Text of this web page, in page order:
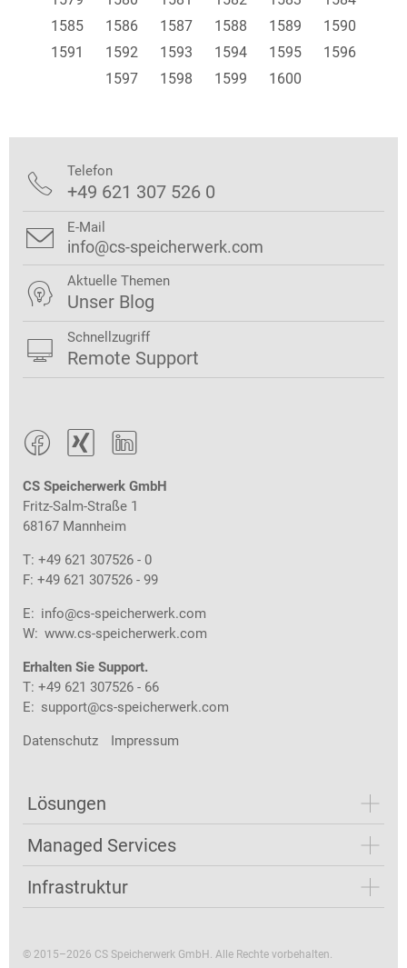
1585
1586 1587 1588 1589
1590
1591
1592 1593 1594 1595
1596
1597
1598 1599 1600
  
CS Speicherwerk GmbH
Fritz-Salm-Straße 1
68167 Mannheim
T: +49 621 307526 - 0
F: +49 621 307526 - 99
E: info@cs-speicherwerk.com
W: www.cs-speicherwerk.com
Erhalten Sie Support.
T: +49 621 307526 - 66
E: support@cs-speicherwerk.com
Datenschutz Impressum
Lösungen
Managed Services
Infrastruktur
 Telefon
+49 621 307 526 0
 E-Mail
info@cs-speicherwerk.com
 Aktuelle Themen
Unser Blog
 Schnellzugriff
Remote Support
© 2015–2026 CS Speicherwerk GmbH. Alle Rechte vorbehalten.